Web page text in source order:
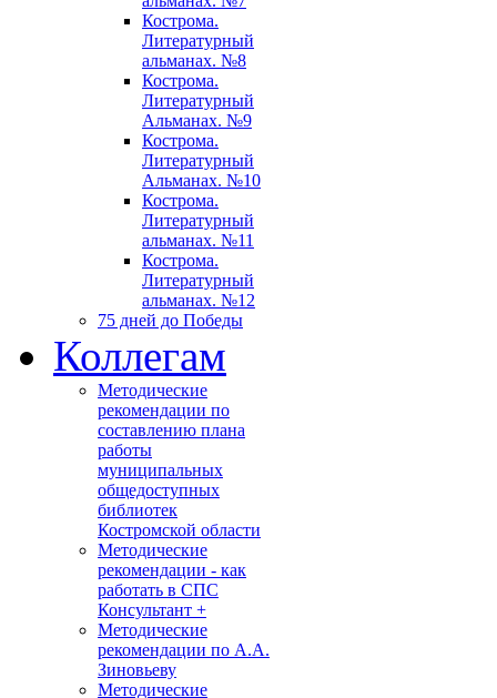
Кострома.
Литературный
альманах. №8
Кострома.
Литературный
Альманах. №9
Кострома.
Литературный
Альманах. №10
Кострома.
Литературный
альманах. №11
Кострома.
Литературный
альманах. №12
75 дней до Победы
Коллегам
Методические
рекомендации по
составлению плана
работы
муниципальных
общедоступных
библиотек
Костромской области
Методические
рекомендации - как
работать в СПС
Консультант +
Методические
рекомендации по А.А.
Зиновьеву
Методические